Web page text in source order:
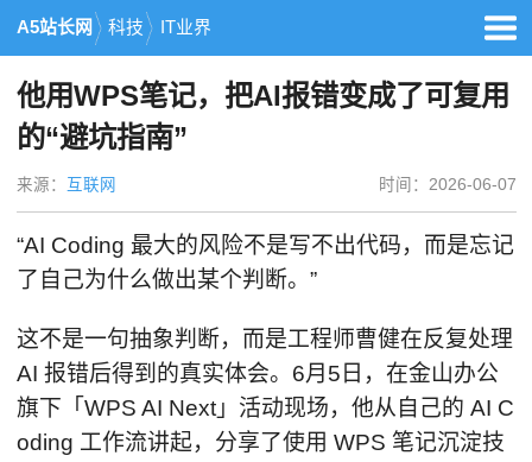
A5站长网 科技 IT业界
他用WPS笔记，把AI报错变成了可复用
的“避坑指南”
来源： 互联网 时间：2026-06-07
“AI Coding 最大的风险不是写不出代码，而是忘记
了自己为什么做出某个判断。”
这不是一句抽象判断，而是工程师曹健在反复处理
AI 报错后得到的真实体会。6月5日，在金山办公
旗下「WPS AI Next」活动现场，他从自己的 AI C
oding 工作流讲起，分享了使用 WPS 笔记沉淀技